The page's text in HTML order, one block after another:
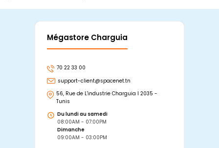
Mégastore Charguia
70 22 33 00
support-client@spacenet.tn
56, Rue de L'industrie Charguia I 2035 -
Tunis
Du lundi au samedi
08:00AM - 07:00PM
Dimanche
09:00AM - 03:00PM